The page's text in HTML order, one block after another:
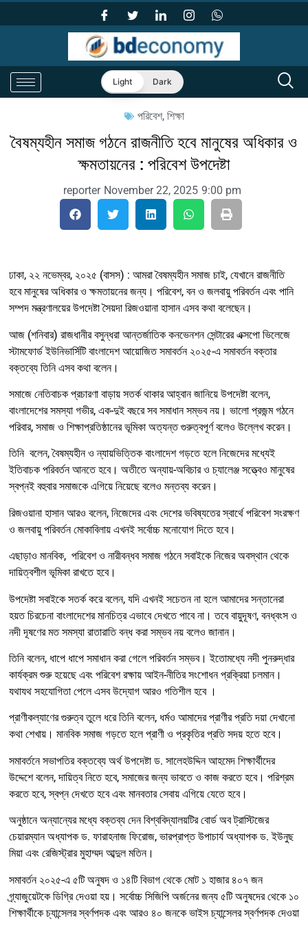
Light Dark
পরিবেশ, শিক্ষা
বৈষম্যহীন সমাজ গঠনে রাজনীতি হবে মানুষের অধিকার ও
ক্ষমতায়নের : পরিবেশ উপদেষ্টা
reporter November 22, 2025 9:00 pm
ঢাকা, ২২ নভেম্বর, ২০২৫ (বাসস) : আমরা বৈষম্যহীন সমাজ চাই, যেখানে রাজনীতি
হবে মানুষের অধিকার ও ক্ষমতায়নের জন্য। পরিবেশ, বন ও জলবায়ু পরিবর্তন এবং পানি
সম্পদ মন্ত্রণালয়ের উপদেষ্টা সৈয়দা রিজওয়ানা হাসান এসব কথা বলেছেন।
আজ (শনিবার) রাজধানীর বসুন্ধরা আন্তর্জাতিক কনভেনশন সেন্টারের এক্সপো ভিলেজে
স্টামফোর্ড ইউনিভার্সিটি বাংলাদেশ আয়োজিত সমাবর্তন ২০২৫-এ সমাবর্তন বক্তার
বক্তব্যে তিনি এসব কথা বলেন।
সমাজে নেতিবাচক প্রচারণা বাড়ায় সতর্ক থাকার আহ্বান জানিয়ে উপদেষ্টা বলেন,
বাংলাদেশের সমস্যা গভীর, এক-দুই বছরে সব সমাধান সম্ভব নয়। ভালো প্রজন্ম গঠনে
পরিবার, সমাজ ও শিক্ষাপ্রতিষ্ঠানের ভূমিকা অত্যন্ত গুরুত্বপূর্ণ বলেও উল্লেখ করেন।
তিনি বলেন, বৈষম্যহীন ও ন্যায়ভিত্তিক বাংলাদেশ গড়তে হলে নিজেদের মধ্যেই
ইতিবাচক পরিবর্তন আনতে হবে। অতীতে অন্যায়-অবিচার ও চ্যালেঞ্জ সত্ত্বেও মানুষের
স্বপ্নই বহুবার সমাজকে এগিয়ে নিয়েছে বলেও মন্তব্য করেন।
রিজওয়ানা হাসান আরও বলেন, নিজেদের এবং দেশের ভবিষ্যতের স্বার্থে পরিবেশ সংরক্ষণ
ও জলবায়ু পরিবর্তন মোকাবিলায় এখনই সর্বোচ্চ মনোযোগ দিতে হবে।
এছাড়াও মানবিক, পরিবেশ ও নারীবন্ধব সমাজ গঠনে সবাইকে নিজের অবস্থান থেকে
দায়িত্বশীল ভূমিকা রাখতে হবে।
উপদেষ্টা সবাইকে সতর্ক করে বলেন, যদি এখনই সচেতন না হলে আমাদের সন্তানেরা
হয়ত চিরচেনা বাংলাদেশের মানচিত্র এভাবে দেখতে পাবে না। তবে বায়ুদূষণ, বনধ্বংস ও
নদী দূষণের মত সমস্যা রাতারাতি বন্ধ করা সম্ভব নয় বলেও জানান।
তিনি বলেন, ধাপে ধাপে সমাধান করা গেলে পরিবর্তন সম্ভব। ইতোমধ্যে নদী পুনরুদ্ধার
কার্যক্রম শুরু হয়েছে এবং পরিবেশ রক্ষায় আইন-নীতির সংশোধন প্রক্রিয়া চলমান।
যথাযথ সহযোগিতা পেলে এসব উদ্যোগ আরও গতিশীল হবে ।
প্রাণীকল্যাণের গুরুত্ব তুলে ধরে তিনি বলেন, ধর্মও আমাদের প্রাণীর প্রতি দয়া দেখানো
কথা শেখায়। মানবিক সমাজ গড়তে হলে প্রাণী ও প্রকৃতির প্রতি সদয় হতে হবে।
সমাবর্তনে সভাপতির বক্তব্যে অর্থ উপদেষ্টা ড. সালেহউদ্দিন আহমেদ শিক্ষার্থীদের
উদ্দেশে বলেন, দায়িত্ব নিতে হবে, সমাজের জন্য ভাবতে ও কাজ করতে হবে। পরিশ্রম
করতে হবে, স্বপ্ন দেখতে হবে এবং মানবতার সেবায় এগিয়ে যেতে হবে।
অনুষ্ঠানে অন্যান্যের মধ্যে বক্তব্য দেন বিশ্ববিদ্যালয়টির বোর্ড অব ট্রাস্টিজের
চেয়ারম্যান অধ্যাপক ড. ফারাহনাজ ফিরোজ, ভারপ্রাপ্ত উপাচার্য অধ্যাপক ড. ইউনুছ
মিয়া এবং রেজিস্ট্রার মুহাম্মদ আব্দুল মতিন।
সমাবর্তন ২০২৫-এ ৫টি অনুষদ ও ১৪টি বিভাগ থেকে মোট ১ হাজার ৪০৭ জন
গ্র্যাজুয়েটকে ডিগ্রি দেওয়া হয়। সর্বোচ্চ সিজিপি অর্জনের জন্য ৫টি অনুষদের থেকে ১০
শিক্ষার্থীকে চ্যান্সেলর স্বর্ণপদক এবং আরও ৪০ জনকে ভাইস চ্যান্সেলর স্বর্ণপদক দেওয়া